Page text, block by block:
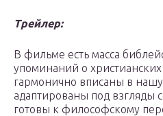
Трейлер:
В фильме есть масса
упоминаний о
гармонично вписаны в нашу
адаптированы под
готовы к философскому